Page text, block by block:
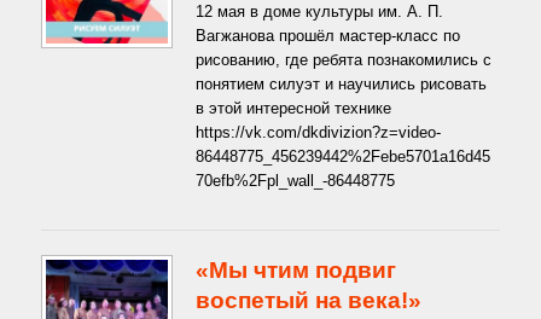
«Рисуем
силуэт»
12 мая в доме культуры им. А. П.
Вагжанова прошёл мастер-класс по
рисованию, где ребята познакомились с
понятием силуэт и научились рисовать
в этой интересной технике
https://vk.com/dkdivizion?z=video-
86448775_456239442%2Febe5701a16d45
70efb%2Fpl_wall_-86448775
«Мы чтим подвиг
воспетый на века!»